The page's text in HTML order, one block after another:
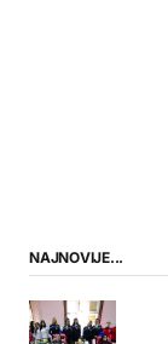
NAJNOVIJE...